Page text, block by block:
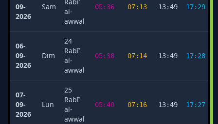
09-
2026
Sam
al-
awwal
05:36 07:13 13:49 17:29
06-
09-
2026
Dim
24
Rabīʿ
al-
awwal
05:38 07:14 13:49 17:28
07-
09-
2026
Lun
25
Rabīʿ
al-
awwal
05:40 07:16 13:49 17:27